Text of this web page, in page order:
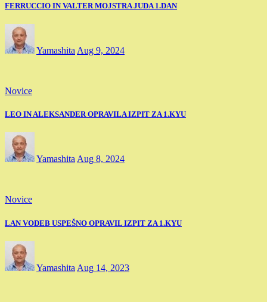
FERRUCCIO IN VALTER MOJSTRA JUDA 1.DAN
Yamashita Aug 9, 2024
Novice
LEO IN ALEKSANDER OPRAVILA IZPIT ZA 1.KYU
YamashitaAug 8, 2024
Novice
LAN VODEB USPEŠNO OPRAVIL IZPIT ZA 1.KYU
Yamashita Aug 14, 2023